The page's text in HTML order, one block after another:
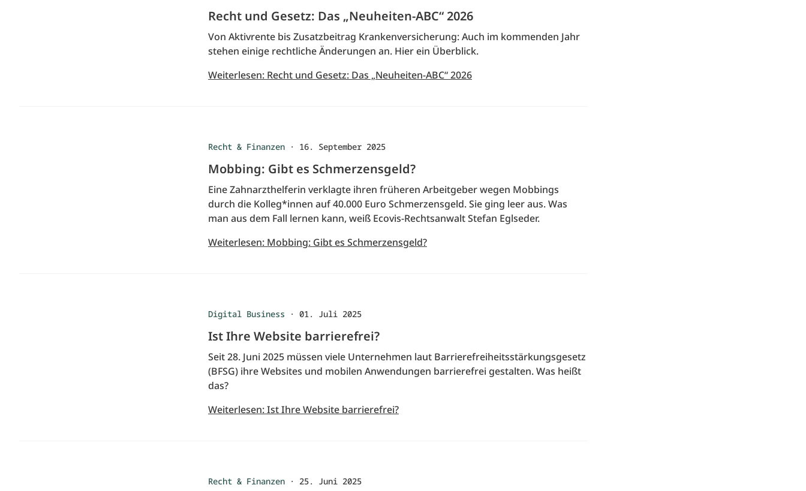
Recht und Gesetz: Das „Neuheiten-ABC“ 2026
Von Aktivrente bis Zusatzbeitrag Krankenversicherung: Auch im kommenden Jahr
stehen einige rechtliche Änderungen an. Hier ein Überblick.
Weiterlesen: Recht und Gesetz: Das „Neuheiten-ABC“ 2026
Recht & Finanzen · 16. September 2025
Mobbing: Gibt es Schmerzensgeld?
Eine Zahnarzthelferin verklagte ihren früheren Arbeitgeber wegen Mobbings
durch die Kolleg*innen auf 40.000 Euro Schmerzensgeld. Sie ging leer aus. Was
man aus dem Fall lernen kann, weiß Ecovis-Rechtsanwalt Stefan Eglseder.
Weiterlesen: Mobbing: Gibt es Schmerzensgeld?
Digital Business · 01. Juli 2025
Ist Ihre Website barrierefrei?
Seit 28. Juni 2025 müssen viele Unternehmen laut Barrierefreiheitsstärkungsgesetz
(BFSG) ihre Websites und mobilen Anwendungen barrierefrei gestalten. Was heißt
das?
Weiterlesen: Ist Ihre Website barrierefrei?
Recht & Finanzen · 25. Juni 2025